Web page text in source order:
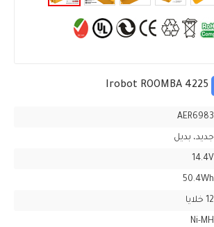
AER6983
جديد، بديل
14.4V
50.4Wh
12 خلايا
Ni-MH